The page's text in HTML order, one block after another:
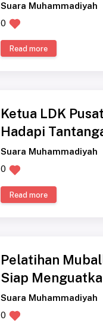
Suara Muhammadiyah
0
Read more
Ketua LDK
Hadapi
Suara Muhammadiyah
0
Read more
Pelatihan
Siap
Suara Muhammadiyah
0